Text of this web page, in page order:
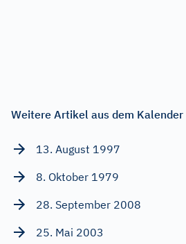
Weitere Artikel aus dem Kalender
13. August 1997
8. Oktober 1979
28. September 2008
25. Mai 2003